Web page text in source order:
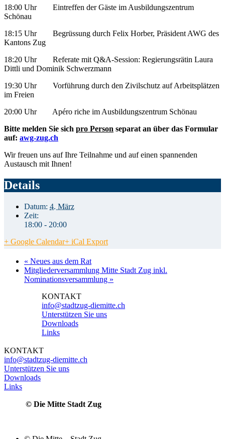
18:00 Uhr Eintreffen der Gäste im Ausbildungszentrum
Schönau
18:15 Uhr Begrüssung durch Felix Horber, Präsident AWG des
Kantons Zug
18:20 Uhr Referate mit Q&A-Session: Regierungsrätin Laura
Dittli und Dominik Schwerzmann
19:30 Uhr Vorführung durch den Zivilschutz auf Arbeitsplätzen
im Freien
20:00 Uhr Apéro riche im Ausbildungszentrum Schönau
Bitte melden Sie sich pro Person separat an über das Formular
auf: awg-zug.ch
Wir freuen uns auf Ihre Teilnahme und auf einen spannenden
Austausch mit Ihnen!
Details
Datum: 4. März
Zeit:
18:00 - 20:00
+ Google Calendar+ iCal Export
« Neues aus dem Rat
Mitgliederversammlung Mitte Stadt Zug inkl.
Nominationsversammlung »
KONTAKT
info@stadtzug-diemitte.ch
Unterstützen Sie uns
Downloads
Links
KONTAKT
info@stadtzug-diemitte.ch
Unterstützen Sie uns
Downloads
Links
© Die Mitte Stadt Zug